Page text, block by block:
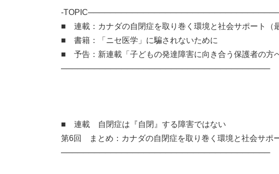
-
■ 連載：カナダの自閉症を取り巻く環境と社会サポート（
■ 書籍：「ニセ医学」に騙されないために
■ 予告：新連載「子どもの発達障害に向き合う保護者の方
──────────────────────────────────────
■ 連載 自閉症は『自閉』する障害ではない
第6回 まとめ：カナダの自閉症を取り巻く環境と社会サポ
──────────────────────────────────────